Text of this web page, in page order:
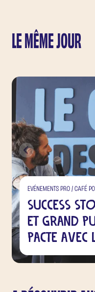
soulever des
française comme
LE MÊME JOUR
EVÉNEMENTS PRO / CAFÉ
Success
et grand
pacte avec